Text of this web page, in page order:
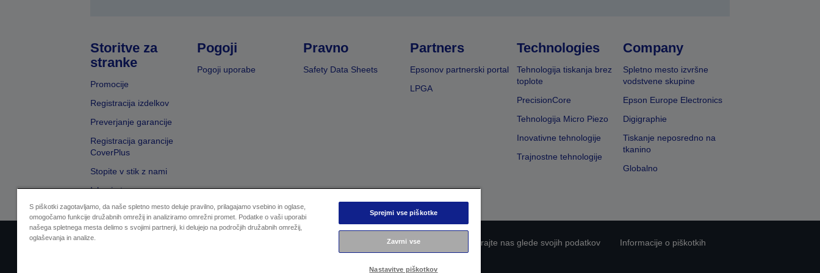
Storitve za
stranke
Promocije
Registracija izdelkov
Preverjanje garancije
Registracija garancije
CoverPlus
Stopite v stik z nami
Iskanje trgovcev
Pogoji
Pogoji uporabe
Pravno
Safety Data Sheets
Partners
Epsonov partnerski portal
LPGA
Technologies
Tehnologija tiskanja brez
toplote
PrecisionCore
Tehnologija Micro Piezo
Inovativne tehnologije
Trajnostne tehnologije
Company
Spletno mesto izvršne
vodstvene skupine
Epson Europe Electronics
Digigraphie
Tiskanje neposredno na
tkanino
Globalno
EU Data Act Compliance Kontaktirajte nas glede svojih podatkov
Informacije o piškotkih
S piškotki zagotavljamo, da naše spletno mesto deluje pravilno, prilagajamo vsebino in oglase,
omogočamo funkcije družabnih omrežij in analiziramo omrežni promet. Podatke o vaši uporabi
našega spletnega mesta delimo s svojimi partnerji, ki delujejo na področjih družabnih omrežij,
oglaševanja in analize.
Sprejmi vse piškotke
Zavrni vse
Nastavitve piškotkov